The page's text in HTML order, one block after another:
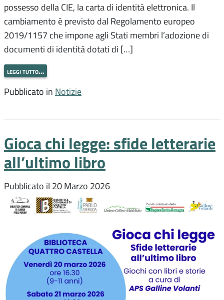
possesso della CIE, la carta di identità elettronica. Il
cambiamento è previsto dal Regolamento europeo
2019/1157 che impone agli Stati membri l’adozione di
documenti di identità dotati di […]
leggi tutto…
Pubblicato in Notizie
Gioca chi legge: sfide letterarie
all’ultimo libro
Pubblicato il 20 Marzo 2026